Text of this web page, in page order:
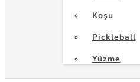
Koşu
Pickleball
Yüzme